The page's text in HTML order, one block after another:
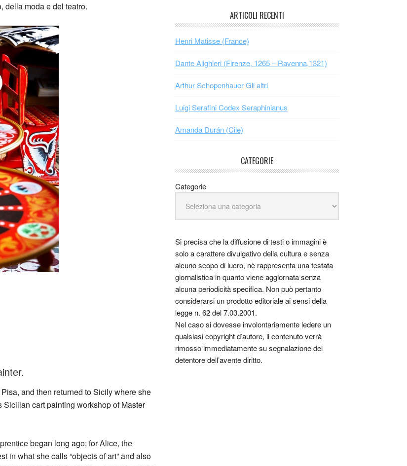
della moda e del teatro.
and then returned to Sicily where she
cart painting workshop of Master
began long ago; for Alice, the
in what she calls “objects of art” and also
ARTICOLI RECENTI
Henri Matisse (France)
Dante Alighieri (Firenze, 1265 – Ravenna,1321)
Arthur Schopenhauer Gli altri
Luigi Serafini Codex Seraphinianus
Amanda Durán (Cile)
CATEGORIE
Categorie
Si precisa che la diffusione di testi o immagini è
solo a carattere divulgativo della cultura e senza
alcuno scopo di lucro, nè rappresenta una testata
giornalistica in quanto viene aggiornata senza
alcuna periodicità specifica. Non può pertanto
considerarsi un prodotto editoriale ai sensi della
legge n. 62 del 7.03.2001.
Nel caso si dovesse involontariamente ledere un
qualsiasi copyright d’autore, il contenuto verrà
rimosso immediatamente su segnalazione del
detentore dell’avente diritto.